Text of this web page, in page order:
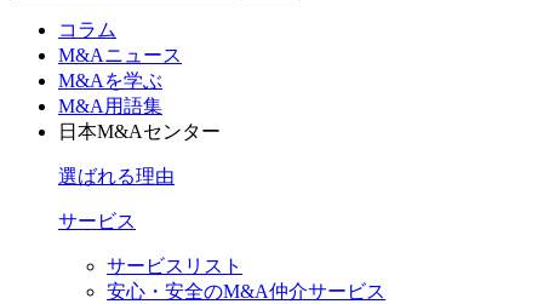
コラム
M&Aニュース
M&Aを学ぶ
M&A用語集
日本M&Aセンター
選ばれる理由
サービス
サービスリスト
安心・安全のM&A仲介サービス